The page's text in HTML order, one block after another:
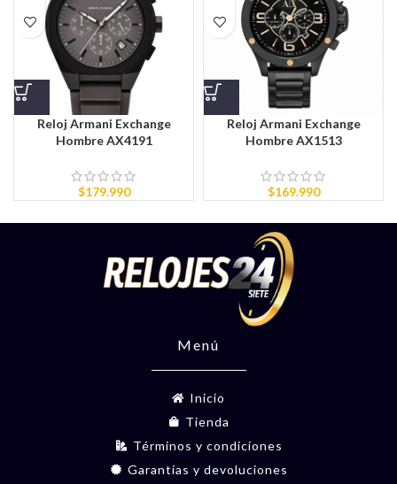
Reloj Armani Exchange
Hombre AX4191
$179.990
Reloj Armani Exchange
Hombre AX1513
$169.990
Menú
Inicio
Tienda
Términos y condiciones
Garantías y devoluciones